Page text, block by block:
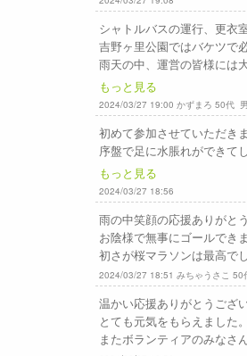
シャトルバスの運行、更衣
吉野ヶ里公園ではバケツで
雨天の中、運営の皆様には
もっと見る
2024/03/27 19:00 かずまろ 50代 男
初めて参加させていただき
序盤で足に水脹れができて
もっと見る
2024/03/27 18:56
雨の中笑顔の応援ありがと
お陰様で無事にゴールできま
初さが桜マラソンは最高でし
2024/03/27 18:51 みちゃうさこ 50
温かい応援ありがとうござ
とても元気をもらえました。
またボランティアのみなさ